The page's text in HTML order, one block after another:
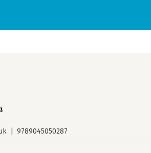
9789045050287
Personen